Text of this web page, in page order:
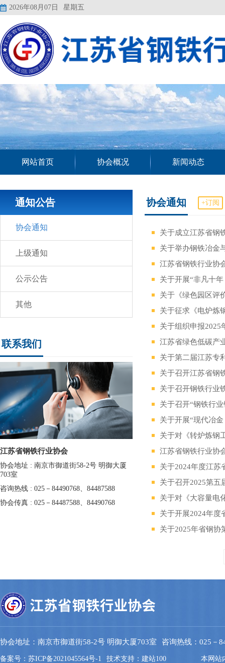
2026年08月07日 星期五
网站首页 协会概况 新闻动态
通知公告
协会通知
上级通知
公示公告
其他
联系我们
江苏省钢铁行业协会
协会地址 : 南京市御道街58-2号 明御大厦
703室
咨询热线 : 025－84490768、84487588
协会传真 : 025－84487588、84490768
协会通知 +订阅
关于成立江苏省钢
关于举办钢铁冶金
江苏省钢铁行业协
关于《绿色园区评
关于征求《电炉炼
江苏省绿色低碳产
关于第二届江苏专
关于召开江苏省钢
关于召开钢铁行业
关于召开“钢铁行
关于开展“现代冶
关于对《转炉炼钢
江苏省钢铁行业协
关于2024年度江苏
关于召开2025第五
关于对《大容量电
关于开展2024年度
关于2025年省钢协
协会地址：南京市御道街58-2号 明御大厦703室 咨询热线：025－
备案号：苏ICP备2021045564号-1 技术支持：建站100 本网站